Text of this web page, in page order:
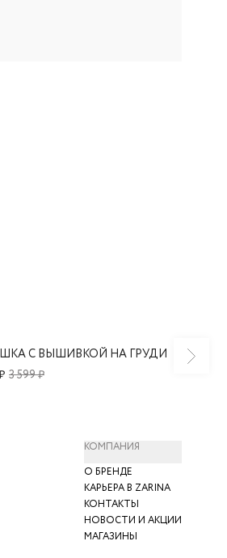
С ВЫШИВКОЙ НА ГРУДИ
3 599 ₽
КОМПАНИЯ
О БРЕНДЕ
КАРЬЕРА В ZARINA
КОНТАКТЫ
НОВОСТИ И АКЦИИ
МАГАЗИНЫ